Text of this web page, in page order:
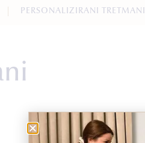
PERSONALIZIRANI TRETMANI